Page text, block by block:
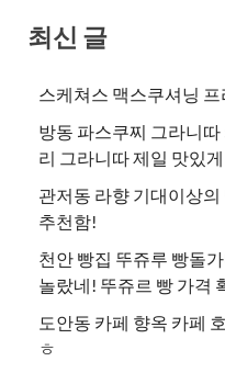
최신 글
스케쳐스 맥스쿠셔닝
방동 파스쿠찌 그라니
리 그라니따 제일 맛있
관저동 라향 기대이상
추천함!
천안 빵집 뚜쥬루 빵돌
놀랐네! 뚜쥬르 빵 가격
도안동 카페 향옥 카페
ㅎ